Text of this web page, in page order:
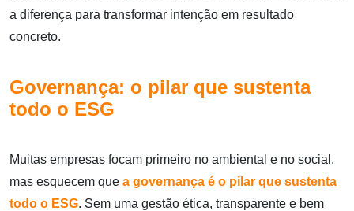
a diferença para transformar intenção em resultado
concreto.
Governança: o pilar que sustenta
todo o ESG
Muitas empresas focam primeiro no ambiental e no social,
mas esquecem que a governança é o pilar que sustenta
todo o ESG. Sem uma gestão ética, transparente e bem